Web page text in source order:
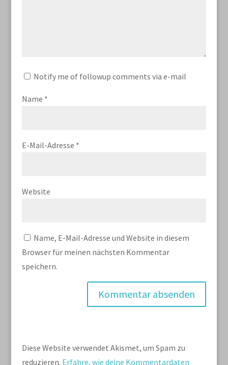
Notify me of followup comments via e-mail
Name *
E-Mail-Adresse *
Website
Name, E-Mail-Adresse und Website in diesem
Browser für meinen nächsten Kommentar
speichern.
Diese Website verwendet Akismet, um Spam zu
reduzieren. Erfahre, wie deine Kommentardaten